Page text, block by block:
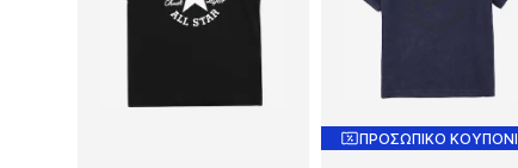
ΠΡΟΣΩΠΙΚΟ ΚΟΥΠΟΝΙ